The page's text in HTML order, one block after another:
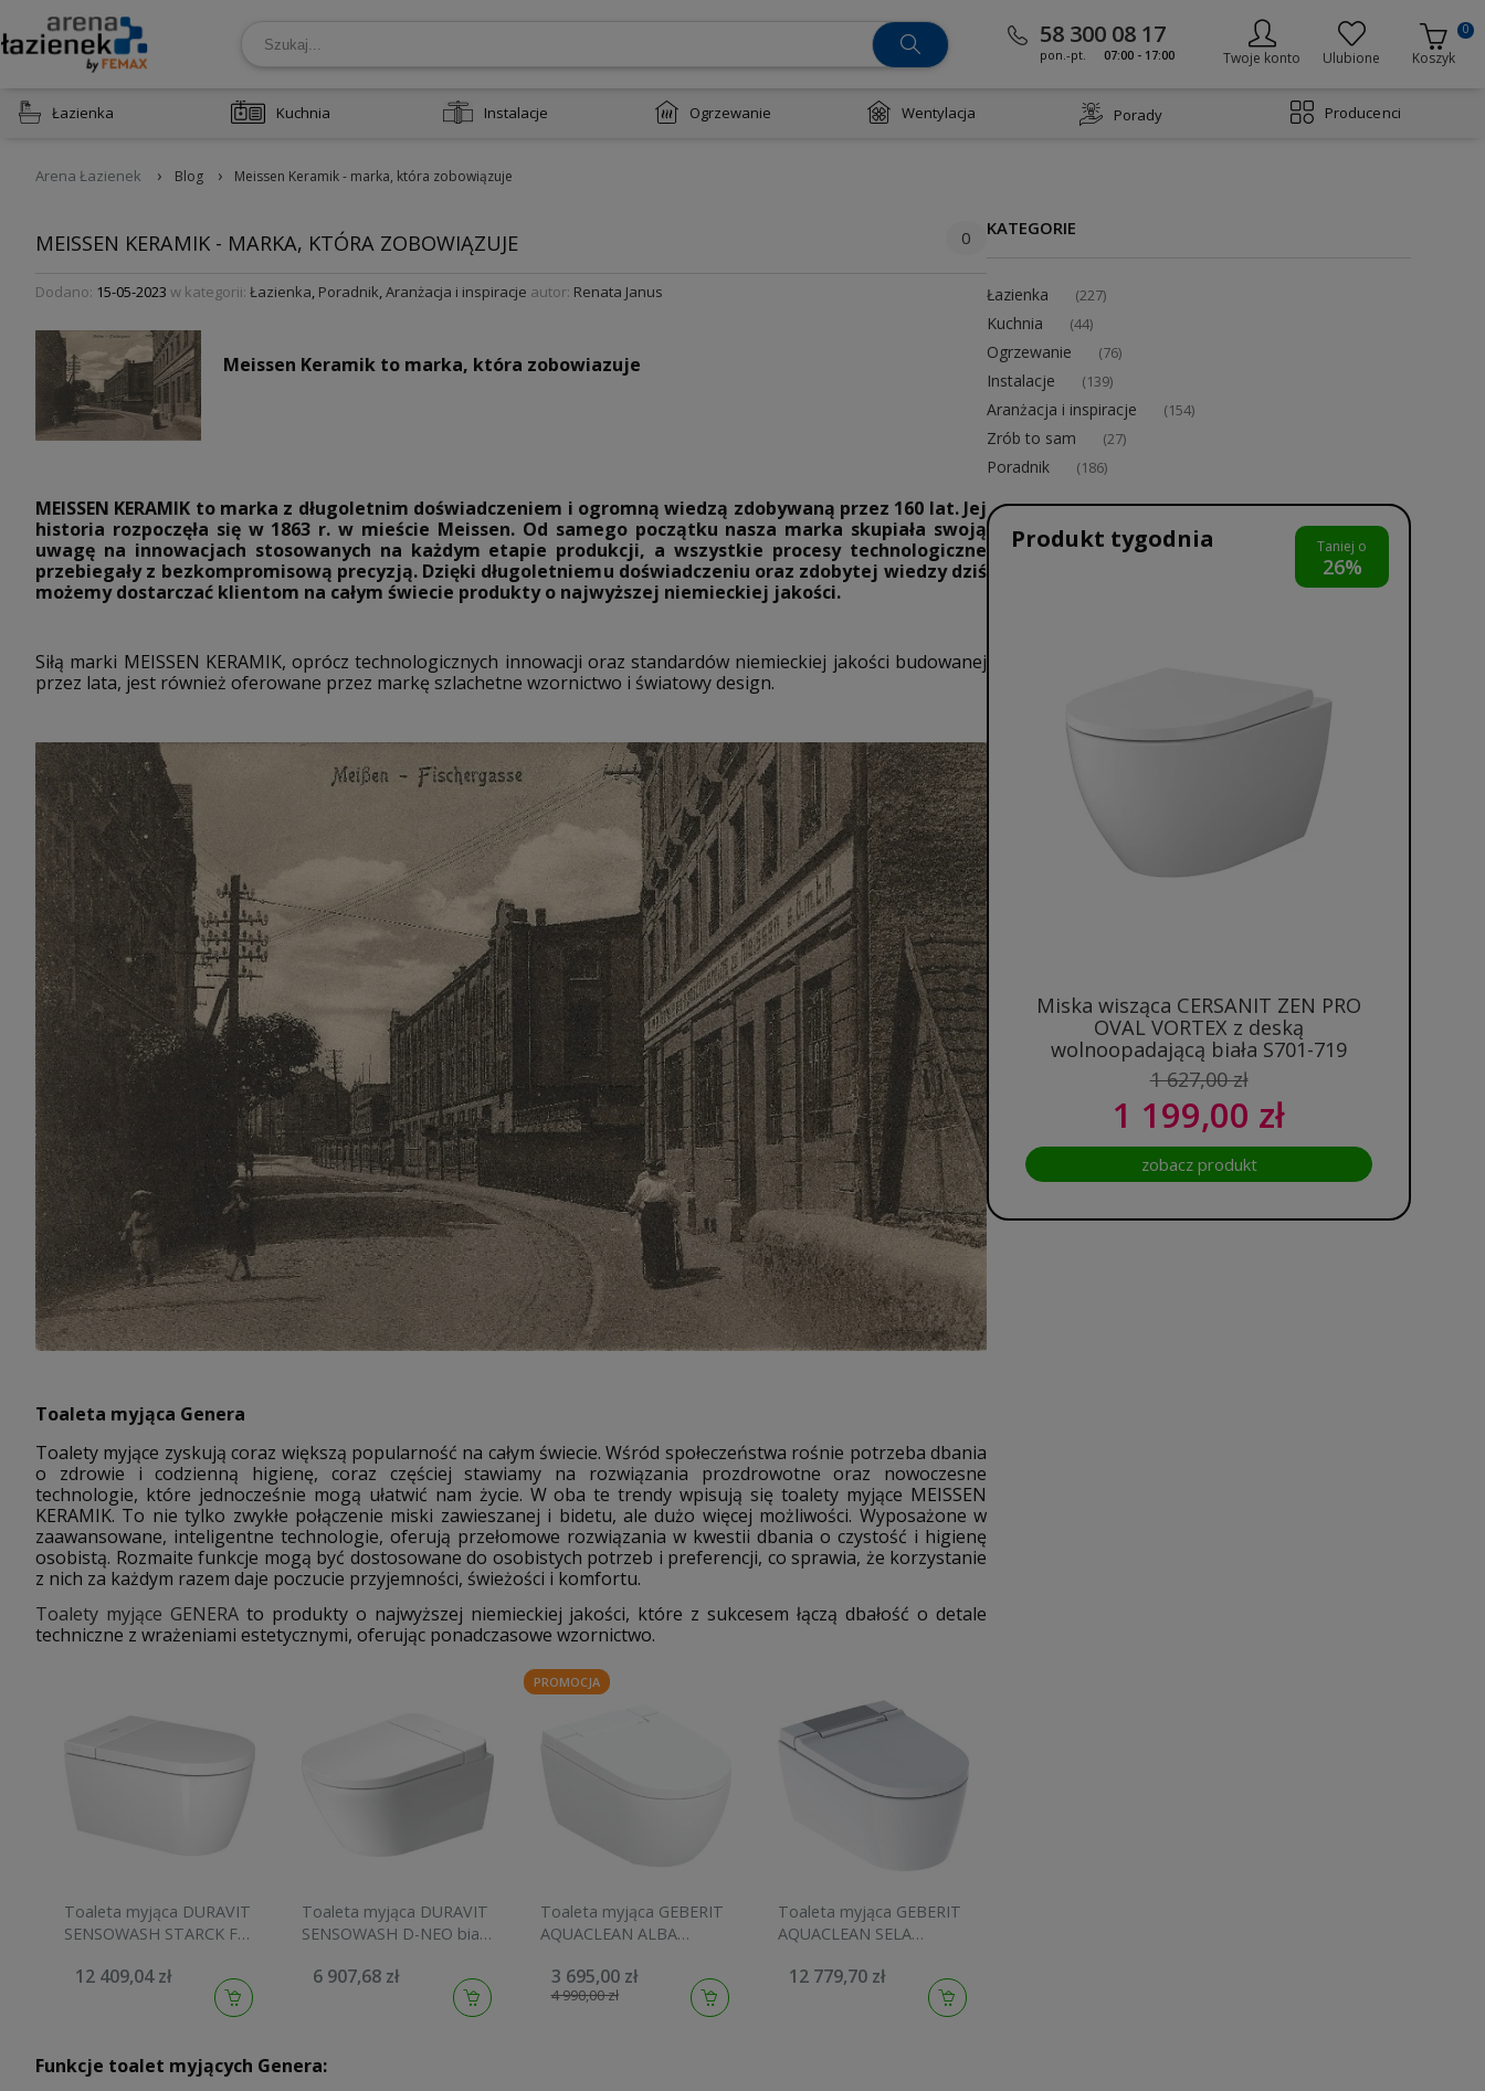
58 300 08 17
pon.-pt. 07:00 - 17:00 Twoje konto Ulubione Koszyk
0
Łazienka Kuchnia Instalacje Ogrzewanie Wentylacja Porady Producenci
Arena Łazienek › Blog › Meissen Keramik - marka, która zobowiązuje
MEISSEN KERAMIK - MARKA, KTÓRA ZOBOWIĄZUJE 0
Dodano: 15-05-2023 w kategorii: Łazienka Poradnik Aranżacja i inspiracje autor: Renata Janus
Meissen Keramik to marka, która zobowiazuje
MEISSEN KERAMIK to marka z długoletnim doświadczeniem i ogromną wiedzą zdobywaną przez 160 lat. Jej
historia rozpoczęła się w 1863 r. w mieście Meissen. Od samego początku nasza marka skupiała swoją
uwagę na innowacjach stosowanych na każdym etapie produkcji, a wszystkie procesy technologiczne
przebiegały z bezkompromisową precyzją. Dzięki długoletniemu doświadczeniu oraz zdobytej wiedzy dziś
możemy dostarczać klientom na całym świecie produkty o najwyższej niemieckiej jakości.
Siłą marki MEISSEN KERAMIK, oprócz technologicznych innowacji oraz standardów niemieckiej jakości budowanej
przez lata, jest również oferowane przez markę szlachetne wzornictwo i światowy design.
Toaleta myjąca Genera
Toalety myjące zyskują coraz większą popularność na całym świecie. Wśród społeczeństwa rośnie potrzeba dbania
o zdrowie i codzienną higienę, coraz częściej stawiamy na rozwiązania prozdrowotne oraz nowoczesne
technologie, które jednocześnie mogą ułatwić nam życie. W oba te trendy wpisują się toalety myjące MEISSEN
KERAMIK. To nie tylko zwykłe połączenie miski zawieszanej i bidetu, ale dużo więcej możliwości. Wyposażone w
zaawansowane, inteligentne technologie, oferują przełomowe rozwiązania w kwestii dbania o czystość i higienę
osobistą. Rozmaite funkcje mogą być dostosowane do osobistych potrzeb i preferencji, co sprawia, że korzystanie
z nich za każdym razem daje poczucie przyjemności, świeżości i komfortu.
Toalety myjące GENERAto produkty o najwyższej niemieckiej jakości, które z sukcesem łączą dbałość o detale
techniczne z wrażeniami estetycznymi, oferując ponadczasowe wzornictwo.
Toaleta myjąca DURAVIT
SENSOWASH STARCK F
650001012004310
12 409,04 zł
Toaleta myjąca DURAVIT
SENSOWASH D-NEO biała
6 907,68 zł
Toaleta myjąca GEBERIT
AQUACLEAN ALBA
146.350.01.1
3 695,00 zł
4 990,00 zł
PROMOCJA
Toaleta myjąca GEBERIT
AQUACLEAN SELA
12 779,70 zł
Funkcje toalet myjących Genera:
KATEGORIE
Łazienka (227)
Kuchnia (44)
Ogrzewanie (76)
Instalacje (139)
Aranżacja i inspiracje (154)
Zrób to sam (27)
Poradnik (186)
Taniej o
26%
Produkt tygodnia
Miska wisząca CERSANIT ZEN PRO
OVAL VORTEX z deską
wolnoopadającą biała S701-719
1 627,00 zł
1 199,00 zł
zobacz produkt